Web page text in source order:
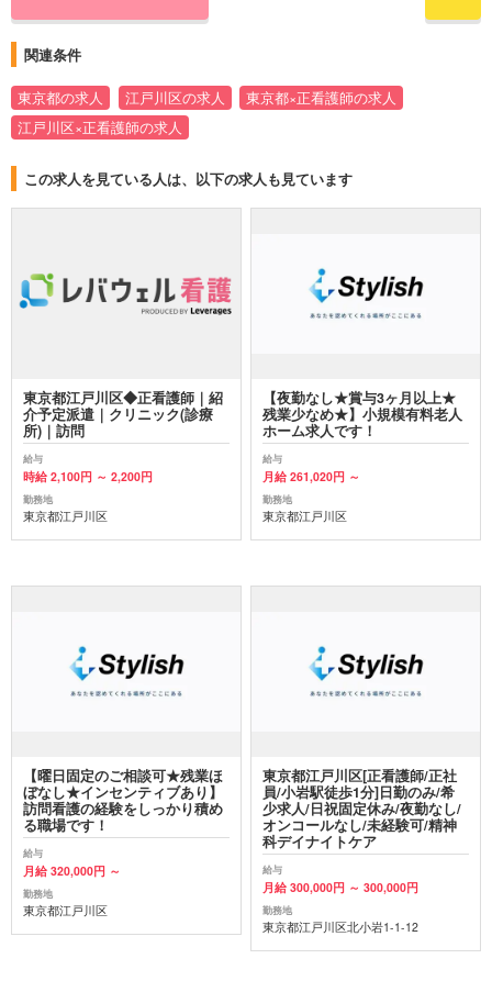
関連条件
東京都の求人 江戸川区の求人
東京都×正看護師の求人
江戸川区×正看護師の求人
この求人を見ている人は、以下の求人も見ています
東京都江戸川区◆正看護師｜紹
介予定派遣｜クリニック(診療
所)｜訪問
給与
時給 2,100円 ～ 2,200円
勤務地
東京都江戸川区
【夜勤なし★賞与3ヶ月以上★
残業少なめ★】小規模有料老人
ホーム求人です！
給与
月給 261,020円 ～
勤務地
東京都江戸川区
【曜日固定のご相談可★残業ほ
ぼなし★インセンティブあり】
訪問看護の経験をしっかり積め
る職場です！
給与
月給 320,000円 ～
勤務地
東京都江戸川区
東京都江戸川区[正看護師/正社
員/小岩駅徒歩1分]日勤のみ/希
少求人/日祝固定休み/夜勤なし/
オンコールなし/未経験可/精神
科デイナイトケア
給与
月給 300,000円 ～ 300,000円
勤務地
東京都江戸川区北小岩1-1-12